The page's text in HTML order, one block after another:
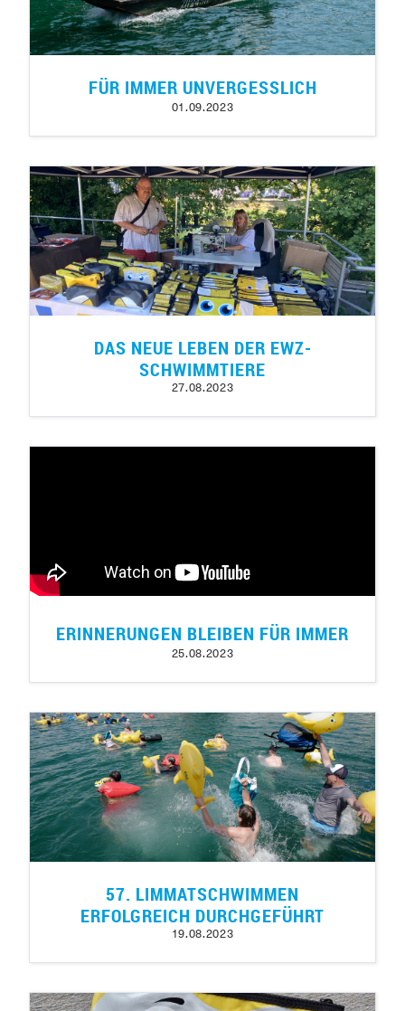
FÜR IMMER UNVERGESSLICH
01.09.2023
DAS NEUE LEBEN DER EWZ-
SCHWIMMTIERE
27.08.2023
ERINNERUNGEN BLEIBEN FÜR IMMER
25.08.2023
57. LIMMATSCHWIMMEN
ERFOLGREICH DURCHGEFÜHRT
19.08.2023